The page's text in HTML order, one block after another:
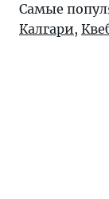
Самые
Калгари,